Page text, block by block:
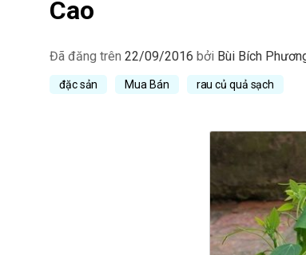
Cao
Đã đăng trên 22/09/2016 bởi Bùi Bích
đặc sản Mua Bán rau củ quả sạch